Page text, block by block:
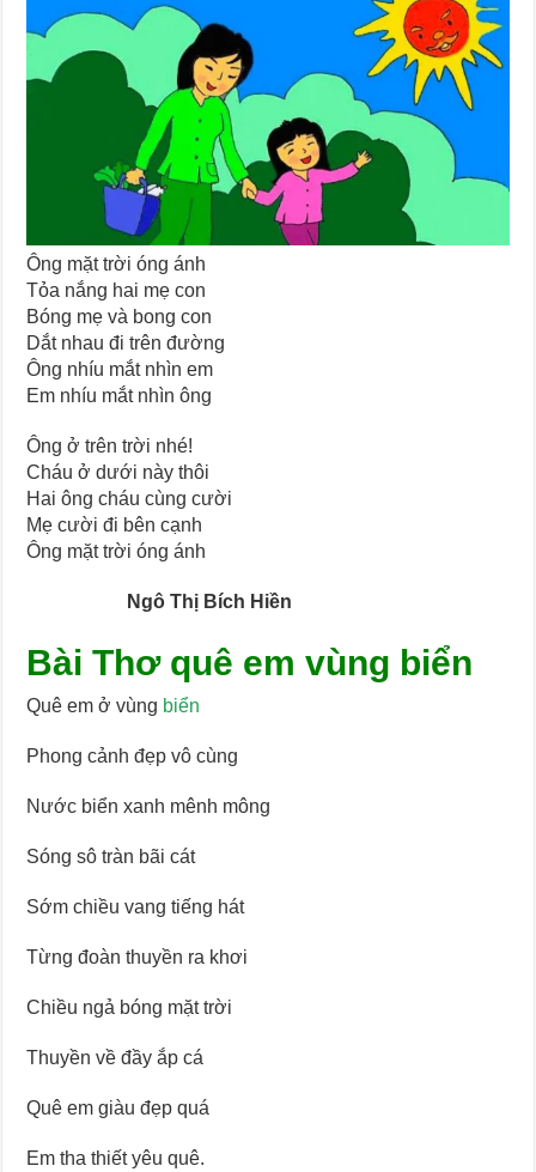
Ông mặt trời óng ánh
Tỏa nắng hai mẹ con
Bóng mẹ và bong con
Dắt nhau đi trên đường
Ông nhíu mắt nhìn em
Em nhíu mắt nhìn ông
Ông ở trên trời nhé!
Cháu ở dưới này thôi
Hai ông cháu cùng cười
Mẹ cười đi bên cạnh
Ông mặt trời óng ánh
Ngô Thị Bích Hiền
Bài Thơ quê em vùng biển
Quê em ở vùng biển
Phong cảnh đẹp vô cùng
Nước biển xanh mênh mông
Sóng sô tràn bãi cát
Sớm chiều vang tiếng hát
Từng đoàn thuyền ra khơi
Chiều ngả bóng mặt trời
Thuyền về đầy ắp cá
Quê em giàu đẹp quá
Em tha thiết yêu quê.